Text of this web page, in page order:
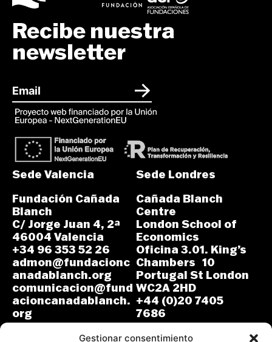
Gestionar consentimiento
Recibe nuestra
newsletter
Sede Valencia
Fundación Cañada
Blanch
C/ Jorge Juan 4, 2ª
46004 Valencia
+34 96 353 52 26
admon@fundacionc
anadablanch.org
comunicacion@fund
acioncanadablanch.
org
Sede Londres
Cañada Blanch
Centre
London School of
Economics
Oficina 3.01. King’s
Chambers 10
Portugal St London
WC2A 2HD
+44 (0)20 7405
7686
m.osuna-
vergara@lse.ac.uk